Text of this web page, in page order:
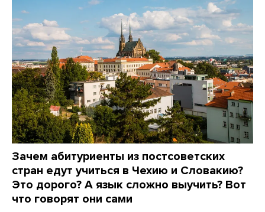
Зачем абитуриенты из постсоветских
стран едут учиться в Чехию и Словакию?
Это дорого? А язык сложно выучить? Вот
что говорят они сами